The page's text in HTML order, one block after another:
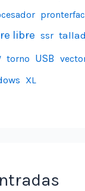
libre ssr
torno USB
XL